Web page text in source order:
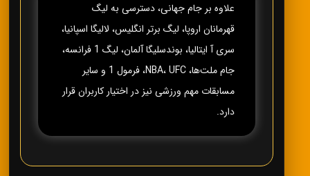
علاوه بر جام جهانی، دسترسی به لیگ
قهرمانان اروپا، لیگ برتر انگلیس، لالیگا اسپانیا،
سری آ ایتالیا، بوندسلیگا آلمان، لیگ 1 فرانسه،
جام ملت‌ها، NBA، UFC، فرمول 1 و سایر
مسابقات مهم ورزشی نیز در اختیار کاربران قرار
دارد.